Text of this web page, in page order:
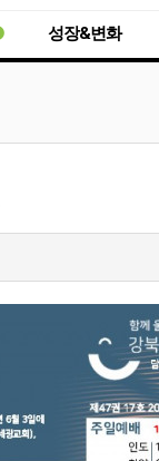
성장&변화